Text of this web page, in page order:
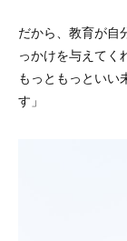
だから、教育が自
っかけを与えてく
もっともっといい
す」